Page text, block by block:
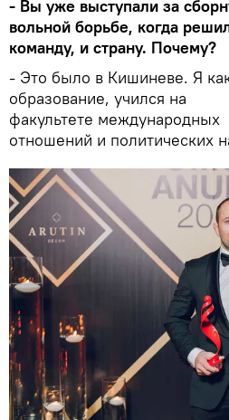
- Вы уже выступали за
вольной борьбе, когда
команду, и страну. Почему?
- Это было в Кишиневе. Я
образование, учился на
факультете международных
отношений и политических